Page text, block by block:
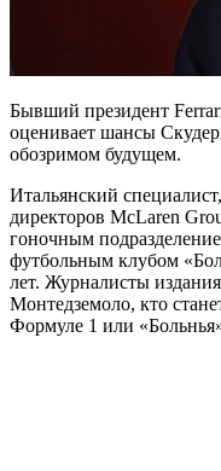
Бывший президент
оценивает шансы
обозримом будущем.
Итальянский
директоров McLaren
гоночным
футбольным клубом
лет. Журналисты
Монтедземоло, кто
Формуле 1 или